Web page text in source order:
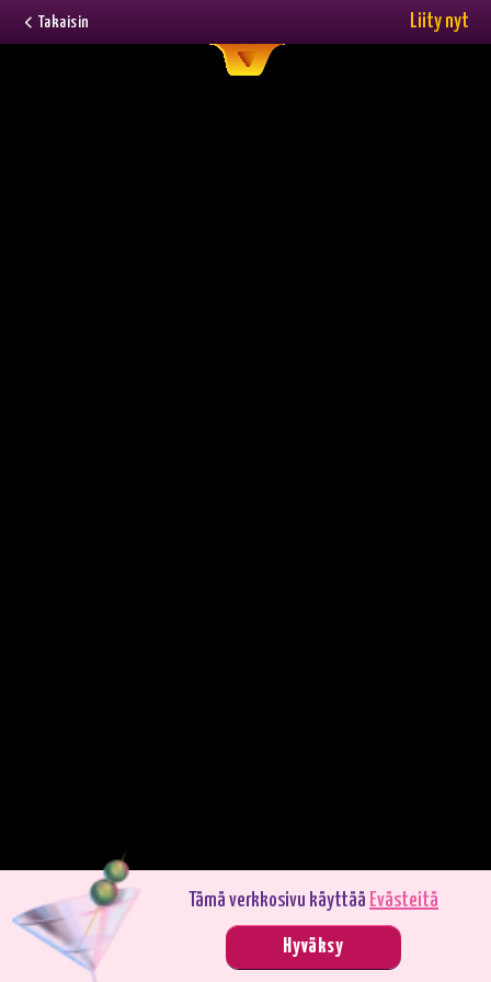
Takaisin Liity nyt
Pelaa demotilassa. Oikealla rahalla pelaaminen on jännittävämpää.
Tämä verkkosivu käyttää Evästeitä
Hyväksy